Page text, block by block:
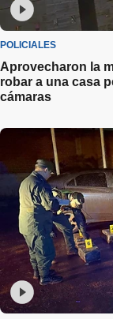
POLICIALES
Aprovecharon la
robar a una casa
cámaras